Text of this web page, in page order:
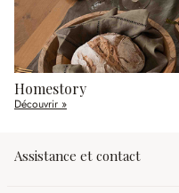
Homestory
Découvrir »
Assistance et contact